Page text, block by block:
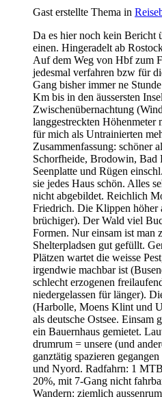
Gast erstellte Thema in
Da es hier noch kein Bericht
einen. Hingeradelt ab
Auf dem Weg von Hbf zum
jedesmal verfahren bzw für
Gang bisher immer ne
Km bis in den äussersten
Zwischenübernachtung
langgestreckten Höhenmeter
für mich als Untrainierten
Zusammenfassung: schöner
Schorfheide, Brodowin, Bad
Seenplatte und Rügen
sie jedes Haus schön. Alles
nicht abgebildet. Reichlich
Friedrich. Die Klippen höher
brüchiger). Der Wald viel
Formen. Nur einsam ist man
Shelterpladsen gut gefüllt.
Plätzen wartet die weisse
irgendwie machbar ist
schlecht erzogenen
niedergelassen für länger).
(Harbolle, Moens Klint und
als deutsche Ostsee. Einsam
ein Bauernhaus gemietet.
drumrum = unsere (und
ganztätig spazieren
und Nyord. Radfahrn: 1
20%, mit 7-Gang nicht
Wandern: ziemlich